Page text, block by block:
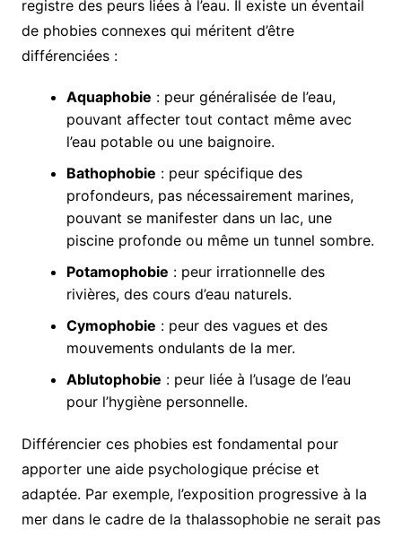
registre des peurs liées à l’eau. Il existe un éventail
de phobies connexes qui méritent d’être
différenciées :
Aquaphobie : peur généralisée de l’eau,
pouvant affecter tout contact même avec
l’eau potable ou une baignoire.
Bathophobie : peur spécifique des
profondeurs, pas nécessairement marines,
pouvant se manifester dans un lac, une
piscine profonde ou même un tunnel sombre.
Potamophobie : peur irrationnelle des
rivières, des cours d’eau naturels.
Cymophobie : peur des vagues et des
mouvements ondulants de la mer.
Ablutophobie : peur liée à l’usage de l’eau
pour l’hygiène personnelle.
Différencier ces phobies est fondamental pour
apporter une aide psychologique précise et
adaptée. Par exemple, l’exposition progressive à la
mer dans le cadre de la thalassophobie ne serait pas